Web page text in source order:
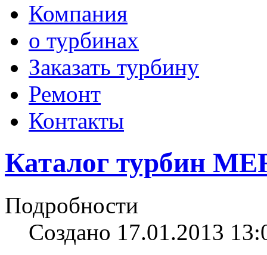
Компания
о турбинах
Заказать турбину
Ремонт
Контакты
Каталог турбин
Подробности
Создано 17.01.2013